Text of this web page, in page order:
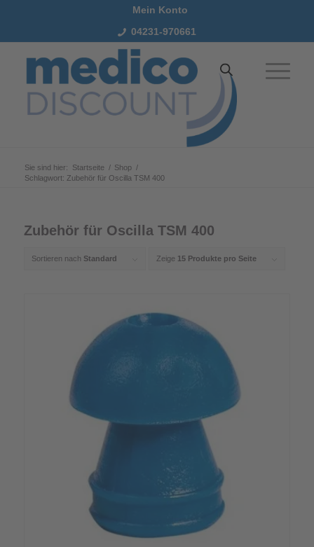
Mein Konto
04231-970661
Sie sind hier: Startseite / Shop /
Schlagwort: Zubehör für Oscilla TSM 400
Zubehör für Oscilla TSM 400
Sortieren nach Standard Zeige 15 Produkte pro Seite